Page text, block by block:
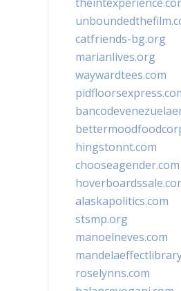
catfriends-bg.org
marianlives.org
waywardtees.com
hingstonnt.com
chooseagender.com
alaskapolitics.com
stsmp.org
manoelneves.com
roselynns.com